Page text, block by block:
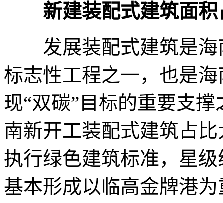
新建装配式建筑面积
发展装配式建筑是海
标志性工程之一，也是
现“双碳”目标的重要支
南新开工装配式建筑占
执行绿色建筑标准，星
基本形成以临高金牌港